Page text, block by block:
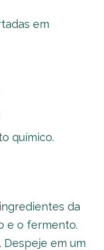
em
químico.
da
e o fermento.
em um